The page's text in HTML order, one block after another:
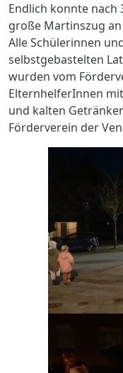
Endlich konnte nach
große Martinszug
Alle Schülerinnen
selbstgebastelten
wurden vom
ElternhelferInnen
und kalten
Förderverein der